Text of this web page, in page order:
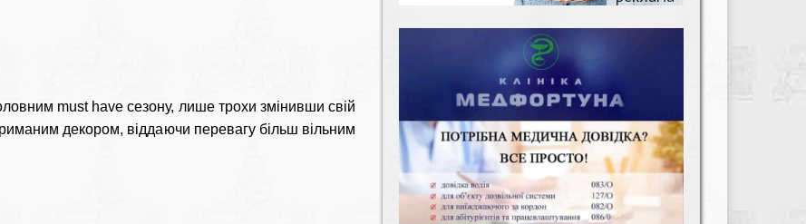
must have сезону, лише трохи змінивши свій
декором, віддаючи перевагу більш вільним